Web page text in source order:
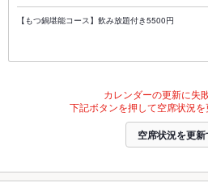
【もつ鍋堪能コース】飲み放題付き5500円
カレンダーの更新に失
下記ボタンを押して空席状況を
空席状況を更新